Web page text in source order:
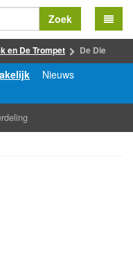
Zoek
en De Trompet De Die
Nieuws